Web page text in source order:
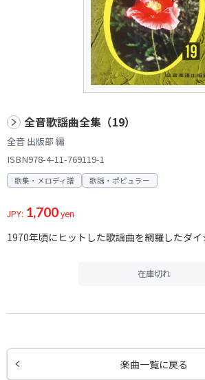
全音歌謡曲全集（19）
全音 出版部 編
ISBN978-4-11-769119-1
歌集・メロディ譜 歌謡・ポピュラー
JPY: 1,700yen
1970年頃にヒットした歌謡曲を網羅したダイ
在庫切れ
楽曲一覧に戻る